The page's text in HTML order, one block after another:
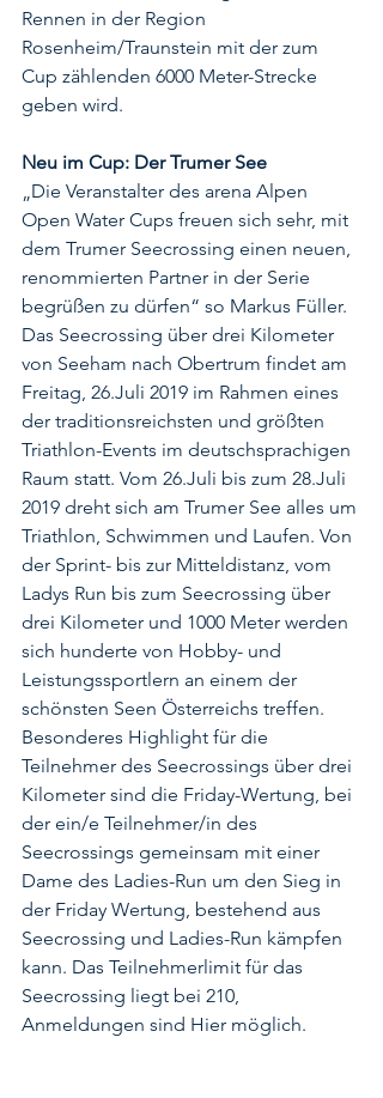
Rennen in der Region
Rosenheim/Traunstein mit der zum
Cup zählenden 6000 Meter-Strecke
geben wird.
Neu im Cup: Der Trumer See
„Die Veranstalter des arena Alpen
Open Water Cups freuen sich sehr, mit
dem Trumer Seecrossing einen neuen,
renommierten Partner in der Serie
begrüßen zu dürfen“ so Markus Füller.
Das Seecrossing über drei Kilometer
von Seeham nach Obertrum findet am
Freitag, 26.Juli 2019 im Rahmen eines
der traditionsreichsten und größten
Triathlon-Events im deutschsprachigen
Raum statt. Vom 26.Juli bis zum 28.Juli
2019 dreht sich am Trumer See alles um
Triathlon, Schwimmen und Laufen. Von
der Sprint- bis zur Mitteldistanz, vom
Ladys Run bis zum Seecrossing über
drei Kilometer und 1000 Meter werden
sich hunderte von Hobby- und
Leistungssportlern an einem der
schönsten Seen Österreichs treffen.
Besonderes Highlight für die
Teilnehmer des Seecrossings über drei
Kilometer sind die Friday-Wertung, bei
der ein/e Teilnehmer/in des
Seecrossings gemeinsam mit einer
Dame des Ladies-Run um den Sieg in
der Friday Wertung, bestehend aus
Seecrossing und Ladies-Run kämpfen
kann. Das Teilnehmerlimit für das
Seecrossing liegt bei 210,
Anmeldungen sind Hier möglich.